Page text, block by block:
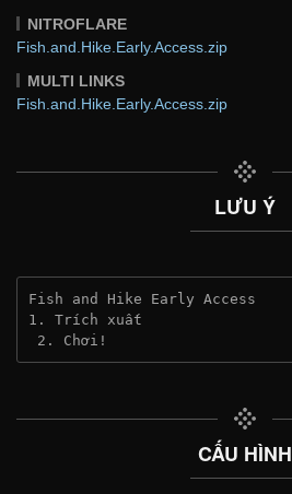
NITROFLARE
Fish.and.Hike.Early.Access.zip
MULTI LINKS
Fish.and.Hike.Early.Access.zip
LƯU Ý
Fish and Hike Early Access
1. Trích xuất
2. Chơi!
CẤU HÌNH